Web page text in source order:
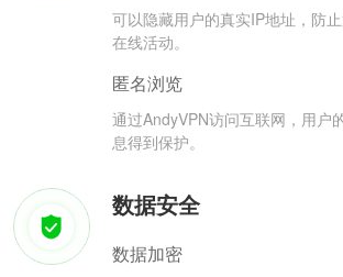
可以隐藏用户的真实IP地址，防
在线活动。
匿名浏览
通过AndyVPN访问互联网，用户
息得到保护。
数据安全
数据加密